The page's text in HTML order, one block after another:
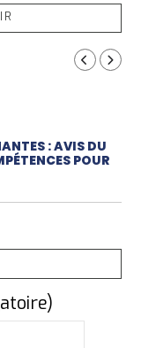
: AVIS DU
POUR